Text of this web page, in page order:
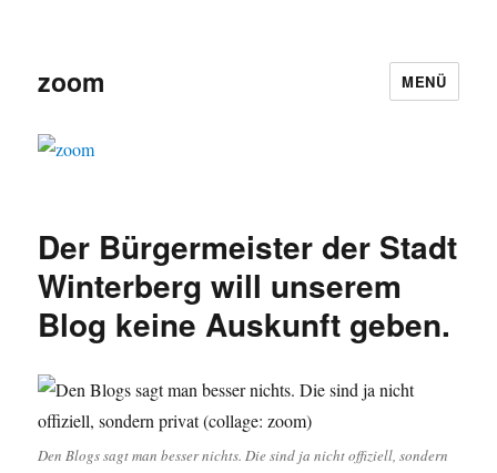
zoom MENÜ
Der Bürgermeister der Stadt
Winterberg will unserem
Blog keine Auskunft geben.
Den Blogs sagt man besser nichts. Die sind ja nicht offiziell, sondern